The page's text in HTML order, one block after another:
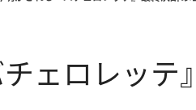
ェロレッテ